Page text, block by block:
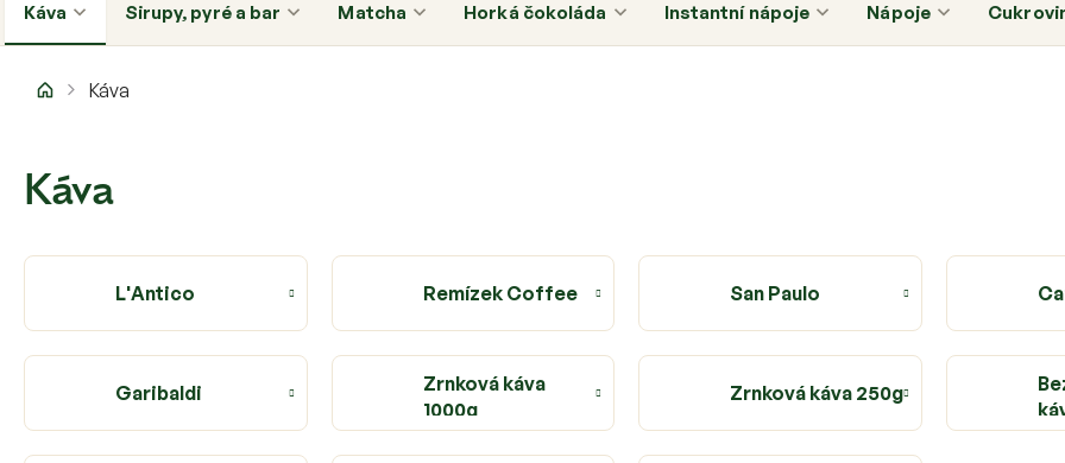
Káva Sirupy, pyré a bar Matcha Horká čokoláda Instantní nápoje Nápoje
DomůKáva
Káva
L'Antico Remízek Coffee San Paulo
Garibaldi
Zrnková káva
1000g
Zrnková káva 250g